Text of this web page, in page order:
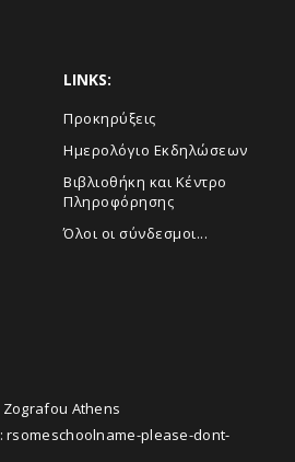
LINKS:
Προκηρύξεις
Ημερολόγιο Εκδηλώσεων
Βιβλιοθήκη και Κέντρο
Πληροφόρησης
Όλοι οι σύνδεσμοι...
Zografou Athens
rsomeschoolname-please-dont-